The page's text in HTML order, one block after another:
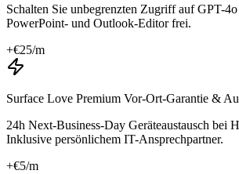
Schalten Sie unbegrenzten Zugriff auf GPT-
PowerPoint- und Outlook-Editor frei.
+€25/m
Surface Love Premium Vor-Ort-Garantie &
24h Next-Business-Day Geräteaustausch bei
Inklusive persönlichem IT-Ansprechpartner.
+€5/m